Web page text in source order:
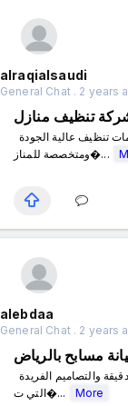
alraqialsaudi
General Chat . 2 years
تنظيف منازل
شركة الراقي لتنظيف المنازل هي إحدى الشركات الرائدة في مجال خدمات التنظيف في منطقتها. تتميز الشركة بتقديم خدمات تنظيف عالية الجودة
ومتخصصة للمناز�...
alebdaa
General Chat . 2 years
مسابح بالرياض
شركة الابداع للمسابح في الرياض هي شركة رائدة في مجال تصميم وبناء المسابح الفاخرة. تعتبر الشركة معروفة بالتفاصيل الدقيقة والتصاميم الفريدة
التي ت�...
More